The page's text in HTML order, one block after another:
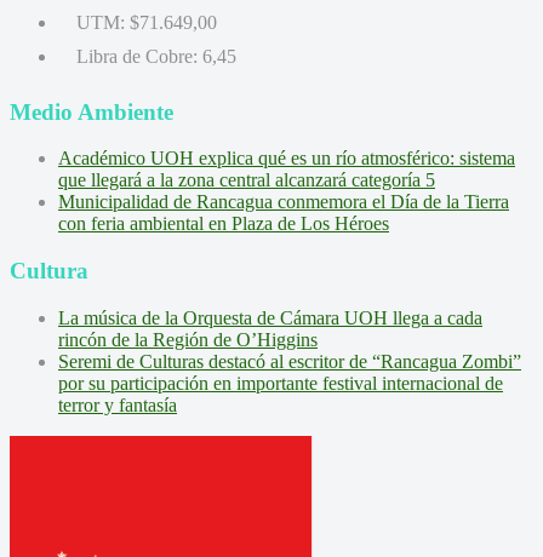
UTM: $71.649,00
Libra de Cobre: 6,45
Medio Ambiente
Académico UOH explica qué es un río atmosférico: sistema
que llegará a la zona central alcanzará categoría 5
Municipalidad de Rancagua conmemora el Día de la Tierra
con feria ambiental en Plaza de Los Héroes
Cultura
La música de la Orquesta de Cámara UOH llega a cada
rincón de la Región de O’Higgins
Seremi de Culturas destacó al escritor de “Rancagua Zombi”
por su participación en importante festival internacional de
terror y fantasía